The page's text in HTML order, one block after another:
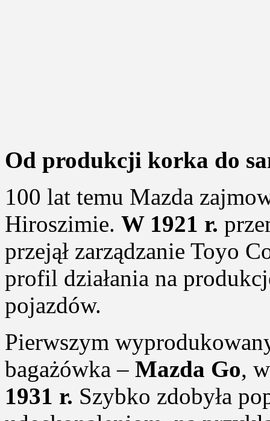
Od produkcji korka do
100 lat temu Mazda
Hiroszimie. W 1921 r.
przejął zarządzanie Toyo
profil działania na
pojazdów.
Pierwszym
bagażówka – Mazda Go,
1931 r. Szybko zdobyła